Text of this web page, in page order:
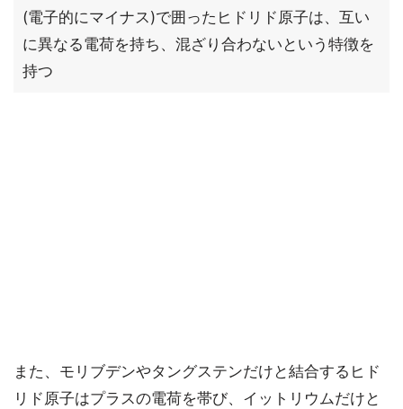
(電子的にマイナス)で囲ったヒドリド原子は、互い
に異なる電荷を持ち、混ざり合わないという特徴を
持つ
また、モリブデンやタングステンだけと結合するヒド
リド原子はプラスの電荷を帯び、イットリウムだけと